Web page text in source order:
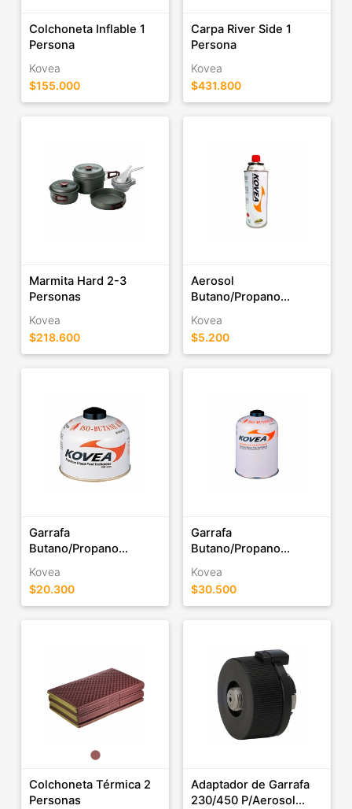
Colchoneta Inflable 1
Persona
Kovea
$155.000
Carpa River Side 1
Persona
Kovea
$431.800
Marmita Hard 2-3
Personas
Kovea
$218.600
Aerosol
Butano/Propano...
Kovea
$5.200
Garrafa
Butano/Propano...
Kovea
$20.300
Garrafa
Butano/Propano...
Kovea
$30.500
Colchoneta Térmica 2
Personas
Adaptador de Garrafa
230/450 P/Aerosol...